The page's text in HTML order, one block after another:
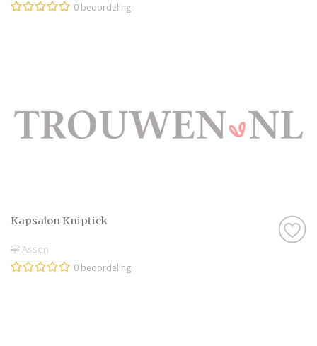
0 beoordeling
Kapsalon Kniptiek
Assen
0 beoordeling